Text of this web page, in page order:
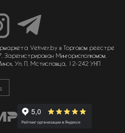
данных
cookie
Vetiver.by в Торговом реестре
Зарегистрирован Мингорисполкомом.
Ул. П. Мстиславца, 12-242 УНП